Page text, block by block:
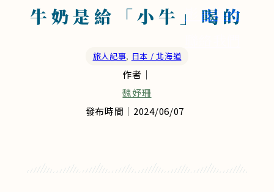
影音媒體
牛奶是給「小牛」喝的
旅人記事, 日本 / 北海道
作者｜
魏妤珊
發布時間｜2024/06/07